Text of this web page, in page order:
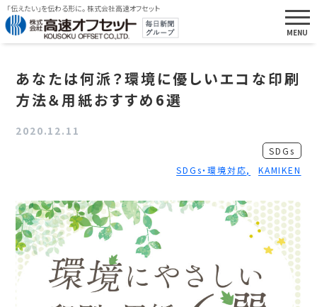
「伝えたい」を伝わる形に。 株式会社高速オフセット
あなたは何派？環境に優しいエコな印刷
方法＆用紙おすすめ6選
2020.12.11
SDGs
SDGs・環境対応
KAMIKEN